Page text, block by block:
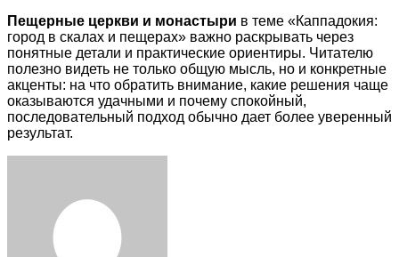
Пещерные церкви и монастыри в теме «Каппадокия:
город в скалах и пещерах» важно раскрывать через
понятные детали и практические ориентиры. Читателю
полезно видеть не только общую мысль, но и конкретные
акценты: на что обратить внимание, какие решения чаще
оказываются удачными и почему спокойный,
последовательный подход обычно дает более уверенный
результат.